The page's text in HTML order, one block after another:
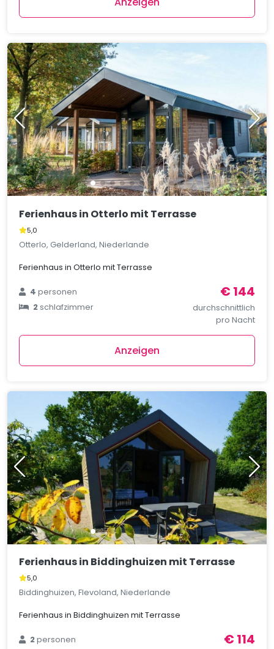
Ferienhaus in Otterlo mit Terrasse
5,0
Otterlo, Gelderland, Niederlande
Ferienhaus in Otterlo mit Terrasse
4personen
2schlafzimmer
€ 144
durchschnittlich
pro Nacht
Anzeigen
Ferienhaus in Biddinghuizen mit Terrasse
5,0
Biddinghuizen, Flevoland, Niederlande
Ferienhaus in Biddinghuizen mit Terrasse
2personen
€ 114